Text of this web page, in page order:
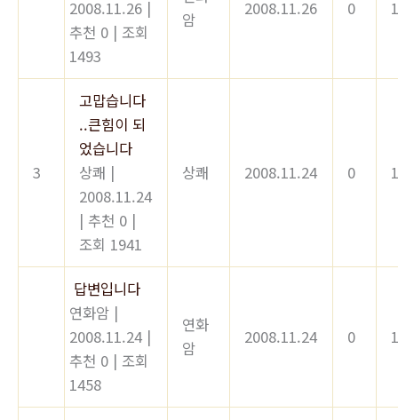
2008.11.26 |
추천 0 | 조회
1493
암
2008.11.26 0
3
고맙습니다
..큰힘이 되
었습니다
상쾌 |
2008.11.24
| 추천 0 |
조회 1941
상쾌 2008.11.24 0
답변입니다
연화암 |
2008.11.24 |
추천 0 | 조회
1458
연화
암
2008.11.24 0